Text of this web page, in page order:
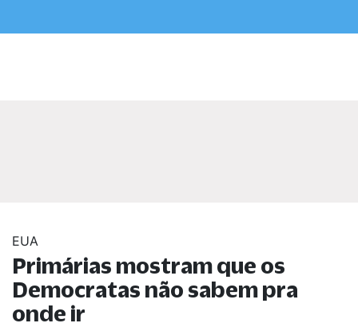
EUA
Primárias mostram que os
Democratas não sabem pra
onde ir